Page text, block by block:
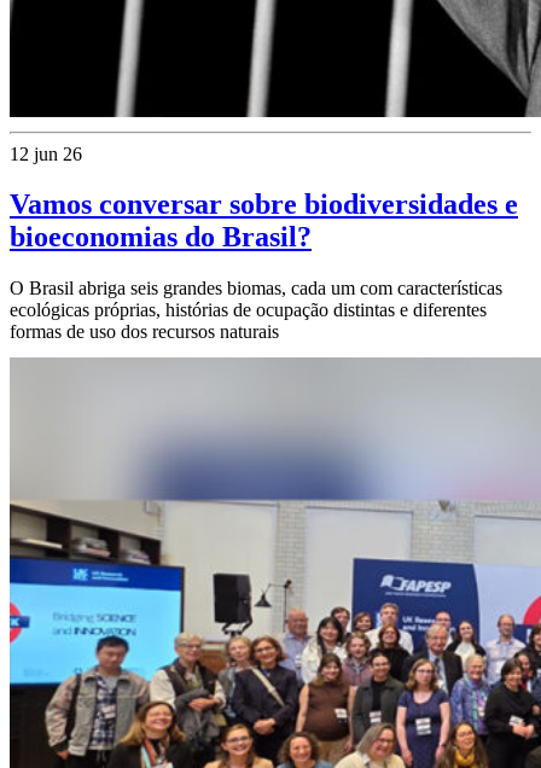
12 jun 26
Vamos conversar sobre biodiversidades e
bioeconomias do Brasil?
O Brasil abriga seis grandes biomas, cada um com características
ecológicas próprias, histórias de ocupação distintas e diferentes
formas de uso dos recursos naturais